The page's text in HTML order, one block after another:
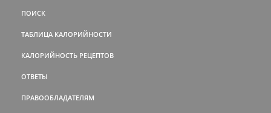
ПОИСК
ТАБЛИЦА КАЛОРИЙНОСТИ
КАЛОРИЙНОСТЬ РЕЦЕПТОВ
ОТВЕТЫ
ПРАВООБЛАДАТЕЛЯМ